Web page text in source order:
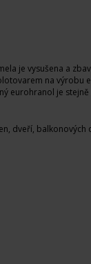
je vysušena a
na
eurohranol je
dveří, balkonových